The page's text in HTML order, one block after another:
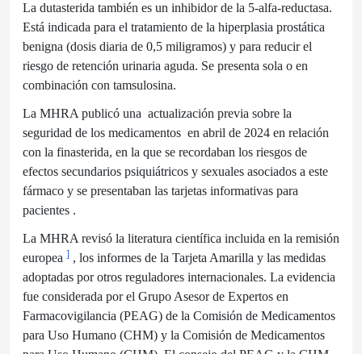
La dutasterida también es un inhibidor de la 5-alfa-reductasa.
Está indicada para el tratamiento de la hiperplasia prostática
benigna (dosis diaria de 0,5 miligramos) y para reducir el
riesgo de retención urinaria aguda. Se presenta sola o en
combinación con tamsulosina.
La MHRA publicó una actualización previa sobre la
seguridad de los medicamentos en abril de 2024 en relación
con la finasterida, en la que se recordaban los riesgos de
efectos secundarios psiquiátricos y sexuales asociados a este
fármaco y se presentaban las tarjetas informativas para
pacientes .
La MHRA revisó la literatura científica incluida en la remisión
europea ] , los informes de la Tarjeta Amarilla y las medidas
adoptadas por otros reguladores internacionales. La evidencia
fue considerada por el Grupo Asesor de Expertos en
Farmacovigilancia (PEAG) de la Comisión de Medicamentos
para Uso Humano (CHM) y la Comisión de Medicamentos